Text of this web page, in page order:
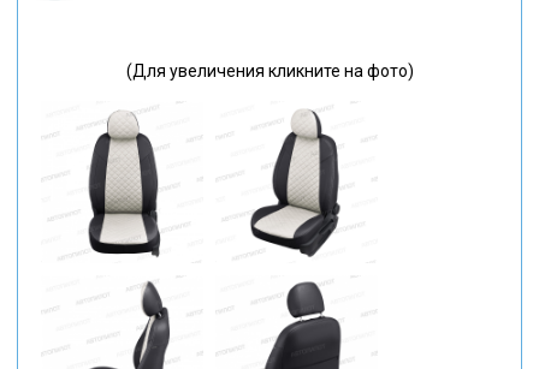
(Для увеличения кликните на фото)